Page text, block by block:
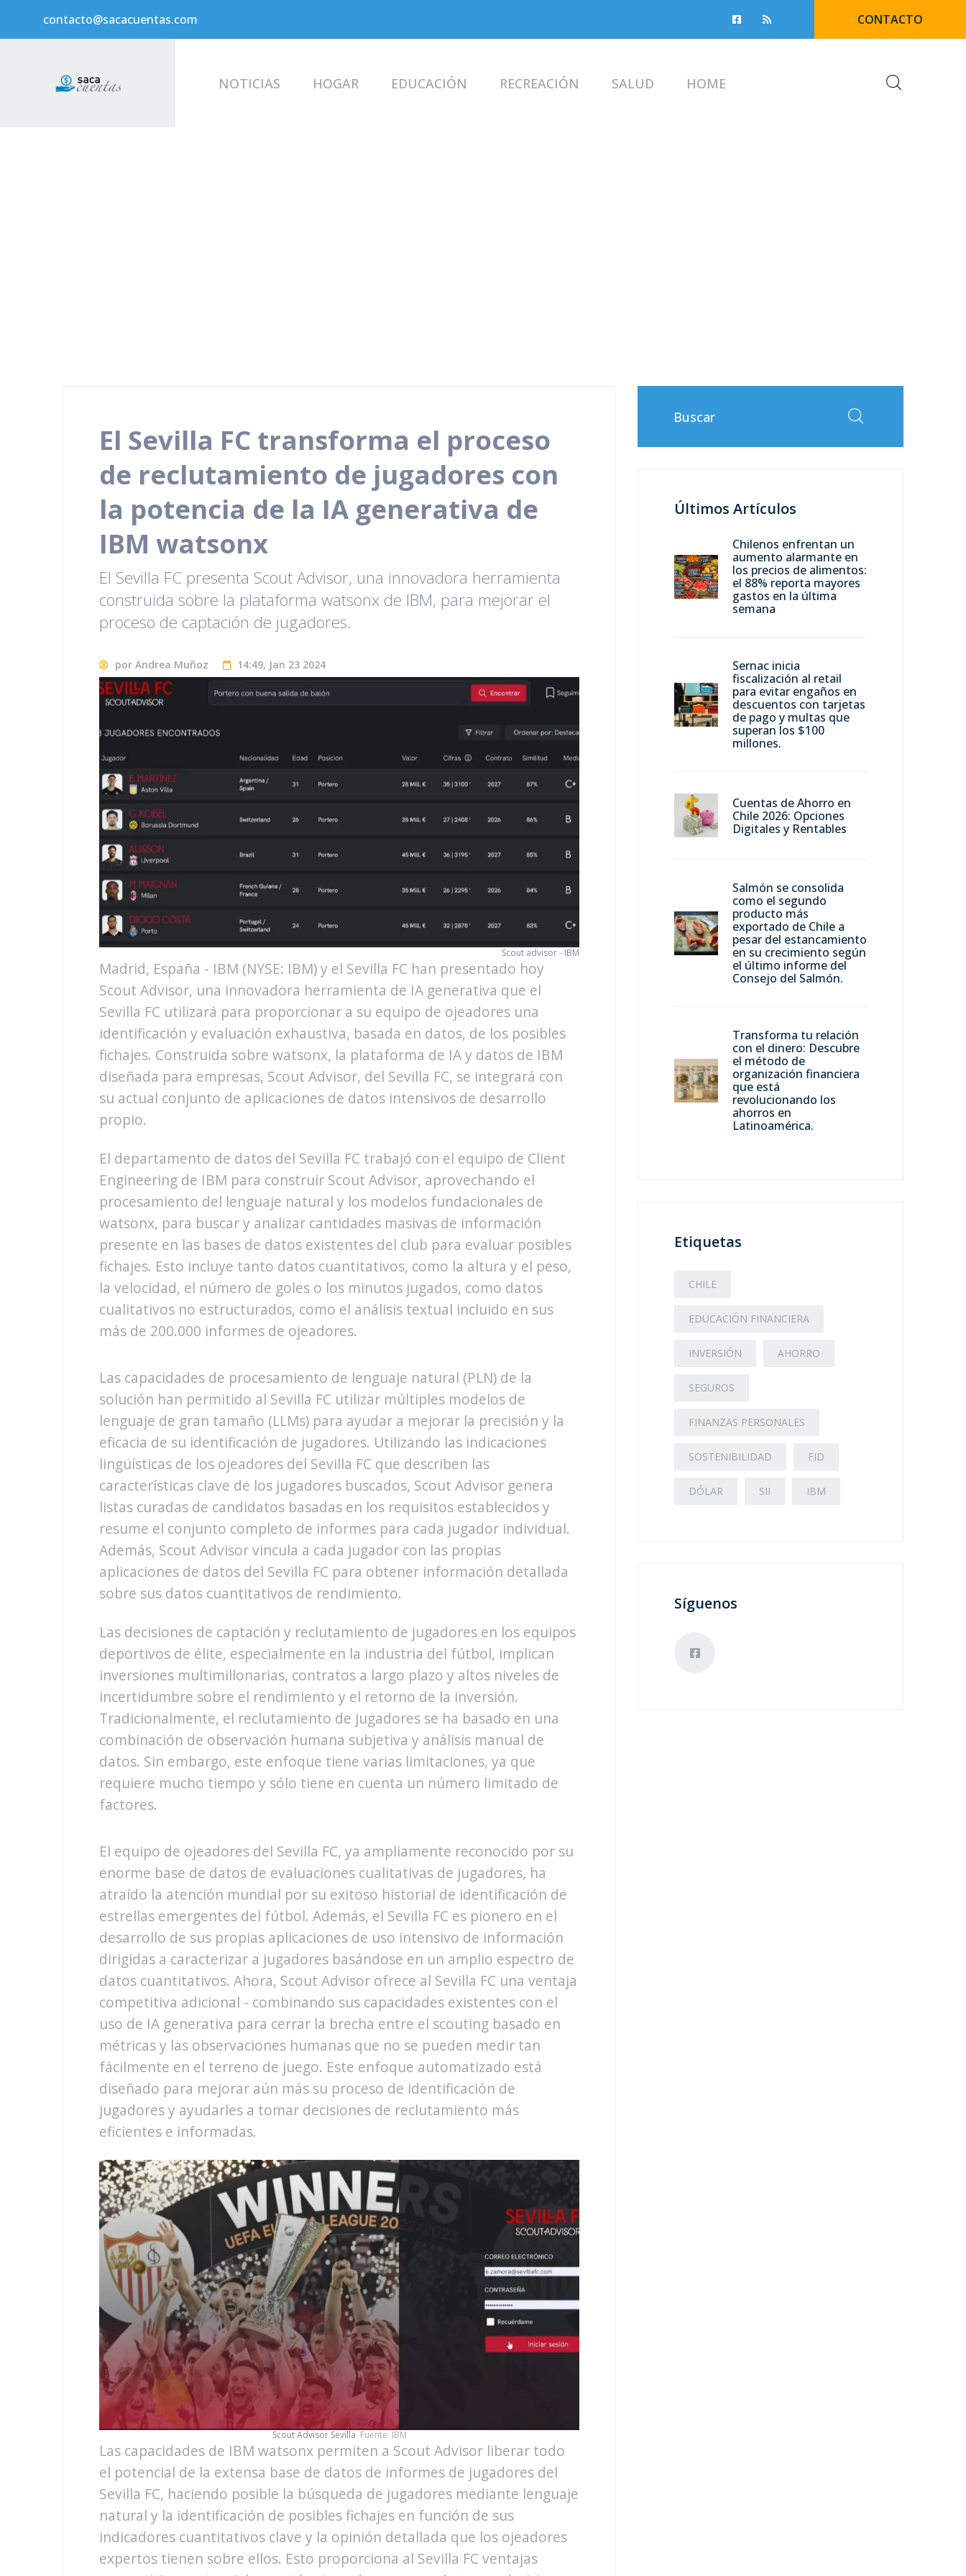
contacto@sacacuentas.com CONTACTO
NOTICIAS HOGAR EDUCACIÓN RECREACIÓN SALUD HOME
El Sevilla FC transforma el proceso
de reclutamiento de jugadores con
la potencia de la IA generativa de
IBM watsonx
El Sevilla FC presenta Scout Advisor, una innovadora herramienta
construida sobre la plataforma watsonx de IBM, para mejorar el
proceso de captación de jugadores.
por Andrea Muñoz 14:49, Jan 23 2024
Scout advisor - IBM
Madrid, España - IBM (NYSE: IBM) y el Sevilla FC han presentado hoy
Scout Advisor, una innovadora herramienta de IA generativa que el
Sevilla FC utilizará para proporcionar a su equipo de ojeadores una
identificación y evaluación exhaustiva, basada en datos, de los posibles
fichajes. Construida sobre watsonx, la plataforma de IA y datos de IBM
diseñada para empresas, Scout Advisor, del Sevilla FC, se integrará con
su actual conjunto de aplicaciones de datos intensivos de desarrollo
propio.
El departamento de datos del Sevilla FC trabajó con el equipo de Client
Engineering de IBM para construir Scout Advisor, aprovechando el
procesamiento del lenguaje natural y los modelos fundacionales de
watsonx, para buscar y analizar cantidades masivas de información
presente en las bases de datos existentes del club para evaluar posibles
fichajes. Esto incluye tanto datos cuantitativos, como la altura y el peso,
la velocidad, el número de goles o los minutos jugados, como datos
cualitativos no estructurados, como el análisis textual incluido en sus
más de 200.000 informes de ojeadores.
Las capacidades de procesamiento de lenguaje natural (PLN) de la
solución han permitido al Sevilla FC utilizar múltiples modelos de
lenguaje de gran tamaño (LLMs) para ayudar a mejorar la precisión y la
eficacia de su identificación de jugadores. Utilizando las indicaciones
lingüísticas de los ojeadores del Sevilla FC que describen las
características clave de los jugadores buscados, Scout Advisor genera
listas curadas de candidatos basadas en los requisitos establecidos y
resume el conjunto completo de informes para cada jugador individual.
Además, Scout Advisor vincula a cada jugador con las propias
aplicaciones de datos del Sevilla FC para obtener información detallada
sobre sus datos cuantitativos de rendimiento.
Las decisiones de captación y reclutamiento de jugadores en los equipos
deportivos de élite, especialmente en la industria del fútbol, implican
inversiones multimillonarias, contratos a largo plazo y altos niveles de
incertidumbre sobre el rendimiento y el retorno de la inversión.
Tradicionalmente, el reclutamiento de jugadores se ha basado en una
combinación de observación humana subjetiva y análisis manual de
datos. Sin embargo, este enfoque tiene varias limitaciones, ya que
requiere mucho tiempo y sólo tiene en cuenta un número limitado de
factores.
El equipo de ojeadores del Sevilla FC, ya ampliamente reconocido por su
enorme base de datos de evaluaciones cualitativas de jugadores, ha
atraído la atención mundial por su exitoso historial de identificación de
estrellas emergentes del fútbol. Además, el Sevilla FC es pionero en el
desarrollo de sus propias aplicaciones de uso intensivo de información
dirigidas a caracterizar a jugadores basándose en un amplio espectro de
datos cuantitativos. Ahora, Scout Advisor ofrece al Sevilla FC una ventaja
competitiva adicional - combinando sus capacidades existentes con el
uso de IA generativa para cerrar la brecha entre el scouting basado en
métricas y las observaciones humanas que no se pueden medir tan
fácilmente en el terreno de juego. Este enfoque automatizado está
diseñado para mejorar aún más su proceso de identificación de
jugadores y ayudarles a tomar decisiones de reclutamiento más
eficientes e informadas.
Scout Advisor Sevilla Fuente: IBM
Las capacidades de IBM watsonx permiten a Scout Advisor liberar todo
el potencial de la extensa base de datos de informes de jugadores del
Sevilla FC, haciendo posible la búsqueda de jugadores mediante lenguaje
natural y la identificación de posibles fichajes en función de sus
indicadores cuantitativos clave y la opinión detallada que los ojeadores
expertos tienen sobre ellos. Esto proporciona al Sevilla FC ventajas
Últimos Artículos
Chilenos enfrentan un
aumento alarmante en
los precios de alimentos:
el 88% reporta mayores
gastos en la última
semana
Sernac inicia
fiscalización al retail
para evitar engaños en
descuentos con tarjetas
de pago y multas que
superan los $100
millones.
Cuentas de Ahorro en
Chile 2026: Opciones
Digitales y Rentables
Salmón se consolida
como el segundo
producto más
exportado de Chile a
pesar del estancamiento
en su crecimiento según
el último informe del
Consejo del Salmón.
Transforma tu relación
con el dinero: Descubre
el método de
organización financiera
que está
revolucionando los
ahorros en
Latinoamérica.
Etiquetas
CHILE
EDUCACIÓN FINANCIERA
INVERSIÓN AHORRO
SEGUROS
FINANZAS PERSONALES
SOSTENIBILIDAD FID
DÓLAR SII IBM
Síguenos